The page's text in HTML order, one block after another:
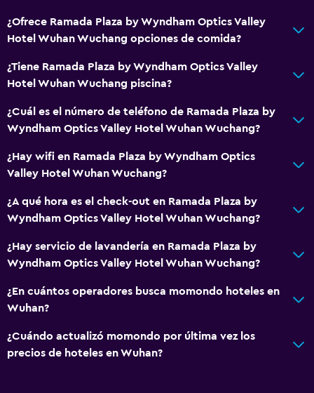
¿Ofrece Ramada Plaza by Wyndham Optics Valley
Hotel Wuhan Wuchang opciones de comida?
¿Tiene Ramada Plaza by Wyndham Optics Valley
Hotel Wuhan Wuchang piscina?
¿Cuál es el número de teléfono de Ramada Plaza by
Wyndham Optics Valley Hotel Wuhan Wuchang?
¿Hay wifi en Ramada Plaza by Wyndham Optics
Valley Hotel Wuhan Wuchang?
¿A qué hora es el check-out en Ramada Plaza by
Wyndham Optics Valley Hotel Wuhan Wuchang?
¿Hay servicio de lavandería en Ramada Plaza by
Wyndham Optics Valley Hotel Wuhan Wuchang?
¿En cuántos operadores busca momondo hoteles en
Wuhan?
¿Cuándo actualizó momondo por última vez los
precios de hoteles en Wuhan?